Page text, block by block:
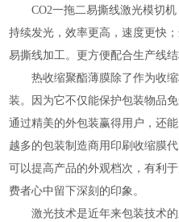
CO2一拖二易撕线激光模切
持续发光，效率更高，速度更快
易撕线加工。更方便配合生产线结
热收缩聚酯薄膜除了作为收
装。因为它不仅能保护包装物品
通过精美的外包装赢得用户，还
越多的包装制造商用印刷收缩膜
可以提高产品的外观档次，有利
费者心中留下深刻的印象。
激光技术是近年来包装技术